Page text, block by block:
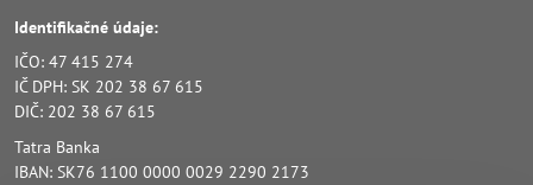
Identifikačné údaje:
IČO: 47 415 274
IČ DPH: SK 202 38 67 615
DIČ: 202 38 67 615
Tatra Banka
IBAN: SK76 1100 0000 0029 2290 2173